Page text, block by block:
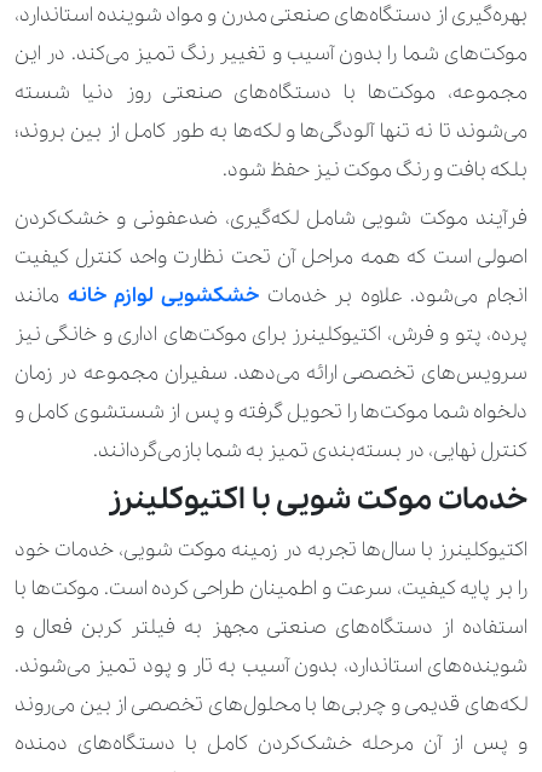
موکت (متر مربع) 130.000 تومان
موکت ماشین (هرکف) 210.000 تومان
نیمکت میز ناهارخوری (۱۰۰ سانتی‌متر)
نیمکت میز ناهارخوری (۵۰ سانتی‌متر) 200.000 تومان
آغوشی کودک 350.000 تومان
پتو کودک 560.000 تومان
تشک کودک 700.000 تومان
صندلی کودک و کریر
عروسک بزرگ
عروسک معمولی 340.000 تومان
کالسکه کودک و گهواره
کفش کودک و نوزاد 490.000 تومان
بهره‌گیری از دستگاه‌های صنعتی مدرن و مواد شوینده استاندارد،
موکت‌های شما را بدون آسیب و تغییر رنگ تمیز می‌کند. در این
مجموعه، موکت‌ها با دستگاه‌های صنعتی روز دنیا شسته
می‌شوند تا نه ‌تنها آلودگی‌ها و لکه‌ها به‌ طور کامل از بین بروند؛
بلکه بافت و رنگ موکت نیز حفظ شود.
فرآیند موکت شویی شامل لکه‌گیری، ضدعفونی و خشک‌کردن
اصولی است که همه مراحل آن تحت نظارت واحد کنترل کیفیت
انجام می‌شود. علاوه بر خدماتخشکشویی لوازم خانه مانند
پرده، پتو و فرش، اکتیوکلینرز برای موکت‌های اداری و خانگی نیز
سرویس‌های تخصصی ارائه می‌دهد. سفیران مجموعه در زمان
دلخواه شما موکت‌ها را تحویل گرفته و پس از شستشوی کامل و
کنترل نهایی، در بسته‌بندی تمیز به شما بازمی‌گردانند.
خدمات موکت شویی با اکتیوکلینرز
اکتیوکلینرز با سال‌ها تجربه در زمینه موکت شویی، خدمات خود
را بر پایه کیفیت، سرعت و اطمینان طراحی کرده است. موکت‌ها با
استفاده از دستگاه‌های صنعتی مجهز به فیلتر کربن فعال و
شوینده‌های استاندارد، بدون آسیب به تار و پود تمیز می‌شوند.
لکه‌های قدیمی و چربی‌ها با محلول‌های تخصصی از بین می‌روند
و پس از آن مرحله خشک‌کردن کامل با دستگاه‌های دمنده